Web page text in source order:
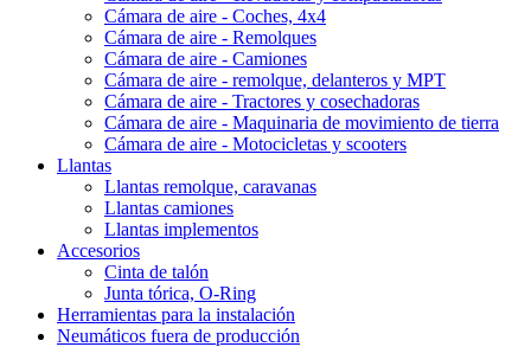
Cámara de aire - Coches, 4x4
Cámara de aire - Remolques
Cámara de aire - Camiones
Cámara de aire - remolque, delanteros y MPT
Cámara de aire - Tractores y cosechadoras
Cámara de aire - Maquinaria de movimiento de tierra
Cámara de aire - Motocicletas y scooters
Llantas
Llantas remolque, caravanas
Llantas camiones
Llantas implementos
Accesorios
Cinta de talón
Junta tórica, O-Ring
Herramientas para la instalación
Neumáticos fuera de producción